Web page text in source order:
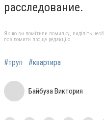
расследование.
Якщо ви помітили помилку, виділіть
повідомити про це редакцію
#труп #квартира
Байбуза Виктория